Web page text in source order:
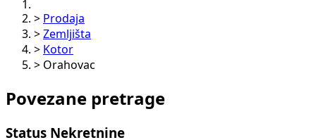
> Prodaja
> Zemljišta
> Kotor
> Orahovac
Povezane pretrage
Status Nekretnine